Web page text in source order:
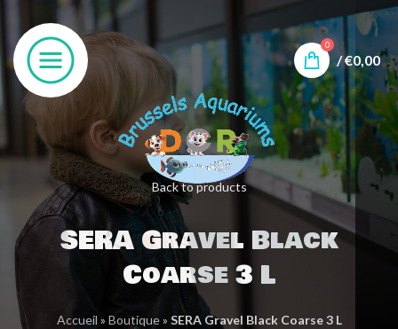
0
/€0,00
Back to products
SERA Gravel Black
Coarse 3 L
Accueil » Boutique» SERA Gravel Black Coarse 3 L